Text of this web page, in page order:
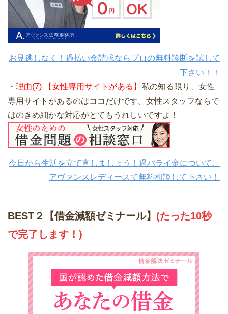
お見逃しなく！過払い金請求ならプロの無料診断を試して
下さい！！
・理由(7) 【女性専用サイトがある】 私の知る限り、女性
専用サイトがあるのはココだけです。女性スタッフならで
はのきめ細かな対応がとてもうれしいですよ！
今日から生活を立て直しましょう！過バライ金について、
アヴァンスレディースで無料相談して下さい！
BEST２【借金減額ゼミナール】 (たった10秒
で完了します！)